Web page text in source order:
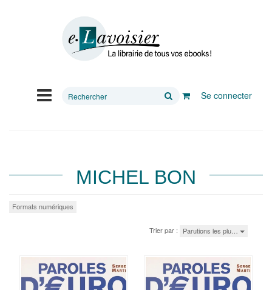
Rechercher
Se connecter
MICHEL BON
Formats numériques
Trier par : Parutions les plu…